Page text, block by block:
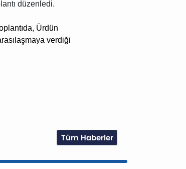
düzenledi.
Ürdün
verdiği
Tüm Haberler